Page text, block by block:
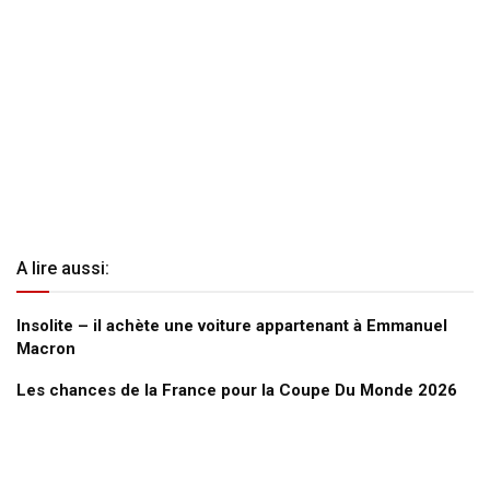
A lire aussi:
Insolite – il achète une voiture appartenant à Emmanuel
Macron
Les chances de la France pour la Coupe Du Monde 2026